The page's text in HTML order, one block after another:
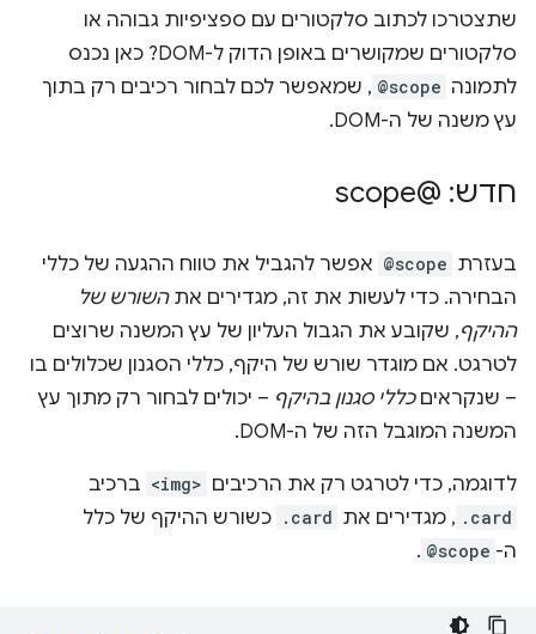
שתצטרכו לכתוב סלקטורים עם ספציפיות גבוהה או
סלקטורים שמקושרים באופן הדוק ל-DOM? כאן נכנס
לתמונה @scope , שמאפשר לכם לבחור רכיבים רק בתוך
עץ משנה של ה-DOM.
חדש: @scope
בעזרת @scope אפשר להגביל את טווח ההגעה של כללי
הבחירה. כדי לעשות את זה, מגדירים אתהשורש של
ההיקף, שקובע את הגבול העליון של עץ המשנה שרוצים
לטרגט. אם מוגדר שורש של היקף, כללי הסגנון שכלולים בו
– שנקראיםכללי סגנון בהיקף – יכולים לבחור רק מתוך עץ
המשנה המוגבל הזה של ה-DOM.
לדוגמה, כדי לטרגט רק את הרכיבים <img> ברכיב
.card , מגדירים את .card כשורש ההיקף של כלל
ה- @scope
.